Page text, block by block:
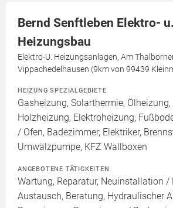
Bernd Senftleben Elektro- u.
Heizungsbau
Elektro-U. Heizungsanlagen, Am
Vippachedelhausen (9km von 99439
HEIZUNG SPEZIALGEBIETE
Gasheizung, Solarthermie,
Holzheizung, Elektroheizung,
/ Ofen, Badezimmer, Elektriker,
Umwälzpumpe, KFZ Wallboxen
ANGEBOTENE TÄTIGKEITEN
Wartung, Reparatur, Neuinstallation /
Austausch, Beratung, Hydraulischer